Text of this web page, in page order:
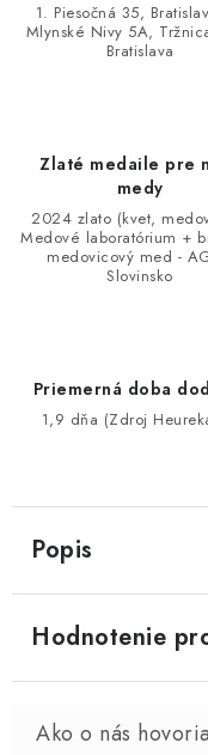
1. Piesočná 35,
Mlynské Nivy 5A,
Bratislava
Zlaté medaile pre
medy
2024 zlato (kvet,
Medové laboratórium +
medovicový med -
Slovinsko
Priemerná doba
1,9 dňa (Zdroj
Popis
Hodnotenie